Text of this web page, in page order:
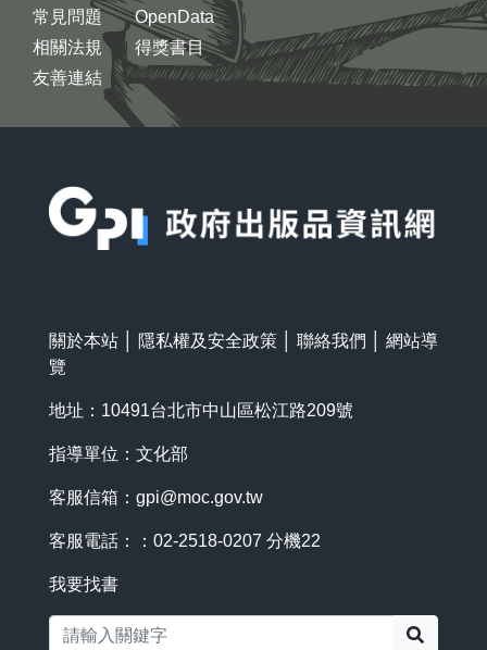
常見問題
相關法規
友善連結
OpenData
得獎書目
關於本站 隱私權及安全政策 聯絡我們
網站導
覽
地址：10491台北市中山區松江路209號
指導單位：文化部
客服信箱： gpi@moc.gov.tw
客服電話：：02-2518-0207 分機22
我要找書